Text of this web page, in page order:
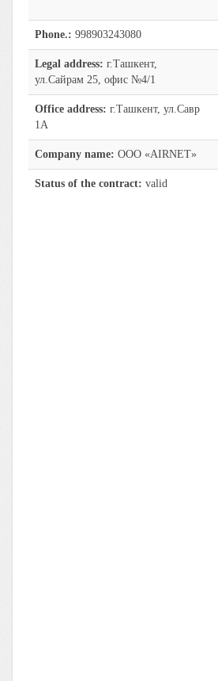
Phone.: 998903243080
Legal address: г.Ташкент,
ул.Сайрам 25, офис №4/1
Office address: г.Ташкент, ул.Савр
1А
Company name: ООО «AIRNET»
Status of the contract: valid